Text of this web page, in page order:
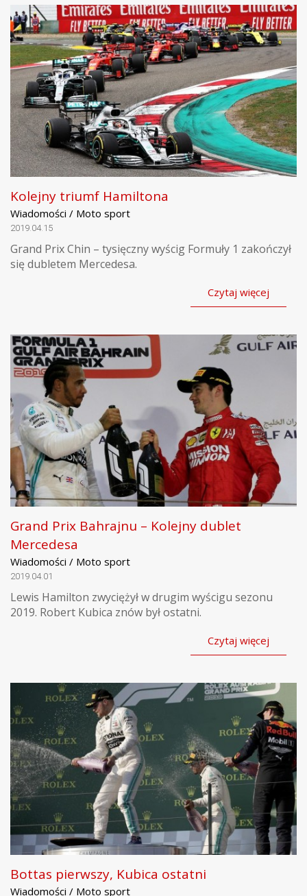
Kolejny triumf Hamiltona
Wiadomości / Moto sport
2019.04.15
Grand Prix Chin – tysięczny wyścig Formuły 1 zakończył
się dubletem Mercedesa.
Czytaj więcej
Grand Prix Bahrajnu – Kolejny dublet
Mercedesa
Wiadomości / Moto sport
2019.04.01
Lewis Hamilton zwyciężył w drugim wyścigu sezonu
2019. Robert Kubica znów był ostatni.
Czytaj więcej
Bottas pierwszy, Kubica ostatni
Wiadomości / Moto sport